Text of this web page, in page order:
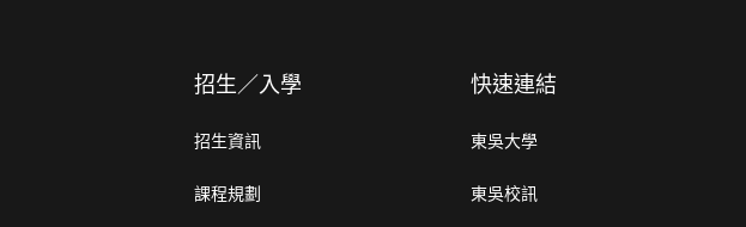
招生／入學
招生資訊
課程規劃
快速連結
東吳大學
東吳校訊